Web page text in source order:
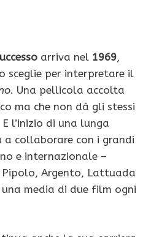
arriva nel 1969,
sceglie per interpretare il
. Una pellicola accolta
ma che non dà gli stessi
l’inizio di una lunga
collaborare con i grandi
e internazionale –
Pipolo, Argento, Lattuada
media di due film ogni